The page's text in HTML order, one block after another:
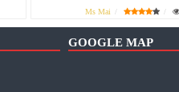
Ms Mai
GOOGLE MAP